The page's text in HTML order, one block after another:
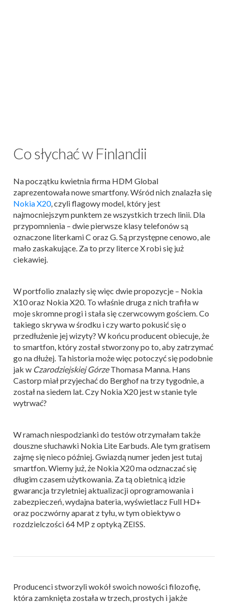
Co słychać w Finlandii
Na początku kwietnia firma HDM Global
zaprezentowała nowe smartfony. Wśród nich znalazła się
Nokia X20, czyli flagowy model, który jest
najmocniejszym punktem ze wszystkich trzech linii. Dla
przypomnienia – dwie pierwsze klasy telefonów są
oznaczone literkami C oraz G. Są przystępne cenowo, ale
mało zaskakujące. Za to przy literce X robi się już
ciekawiej.
W portfolio znalazły się więc dwie propozycje – Nokia
X10 oraz Nokia X20. To właśnie druga z nich trafiła w
moje skromne progi i stała się czerwcowym gościem. Co
takiego skrywa w środku i czy warto pokusić się o
przedłużenie jej wizyty? W końcu producent obiecuje, że
to smartfon, który został stworzony po to, aby zatrzymać
go na dłużej. Ta historia może więc potoczyć się podobnie
jak w Czarodziejskiej GórzeThomasa Manna. Hans
Castorp miał przyjechać do Berghof na trzy tygodnie, a
został na siedem lat. Czy Nokia X20 jest w stanie tyle
wytrwać?
W ramach niespodzianki do testów otrzymałam także
douszne słuchawki Nokia Lite Earbuds. Ale tym gratisem
zajmę się nieco później. Gwiazdą numer jeden jest tutaj
smartfon. Wiemy już, że Nokia X20 ma odznaczać się
długim czasem użytkowania. Za tą obietnicą idzie
gwarancja trzyletniej aktualizacji oprogramowania i
zabezpieczeń, wydajna bateria, wyświetlacz Full HD+
oraz poczwórny aparat z tyłu, w tym obiektyw o
rozdzielczości 64 MP z optyką ZEISS.
Producenci stworzyli wokół swoich nowości filozofię,
która zamknięta została w trzech, prostych i jakże